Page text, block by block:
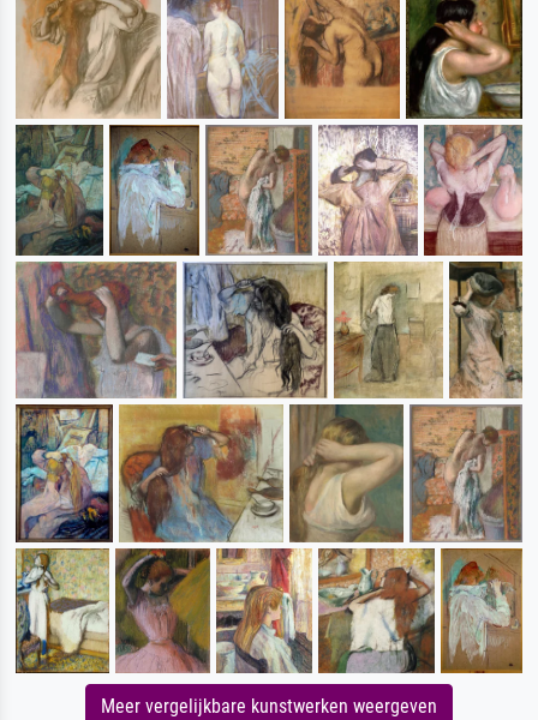
Meer vergelijkbare kunstwerken weergeven